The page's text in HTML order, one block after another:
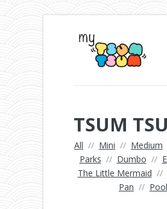
TSUM
All // Mini // Medium
Parks // Dumbo //
The Little Mermaid //
Pan //